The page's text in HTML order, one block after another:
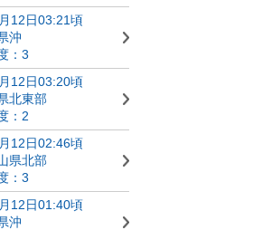
12日03:21頃
沖
：3
12日03:20頃
北東部
：2
12日02:46頃
県北部
：3
12日01:40頃
沖